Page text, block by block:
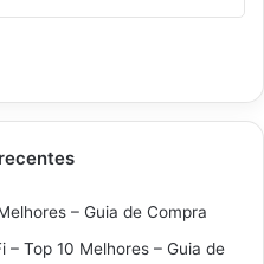
– Guia de Compra
– Top 10 Melhores – Guia de